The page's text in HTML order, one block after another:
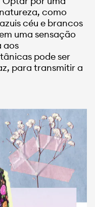
como
céu e brancos
uma sensação
aos
pode ser
para transmitir a